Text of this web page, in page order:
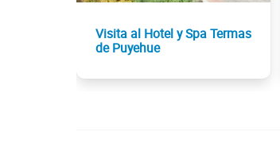
Visita al Hotel y Spa Termas
de Puyehue